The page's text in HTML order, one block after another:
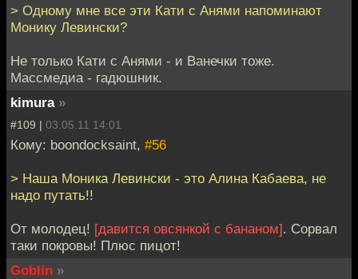
> Одному мне все эти Кати с Анями напоминают
Монику Левински?
Не только Кати с Анями - и Ванечки тоже.
Массмедиа - гадюшник.
kimura »
#109 | 03.05.11 14:01
Кому: boondocksaint, #56
> Наша Моника Левински - это Алина Кабаева, не
надо путать!!
От молодец! [давится овсянкой с бананом]. Сорвал
таки покровы! Плюс пицот!
Goblin »